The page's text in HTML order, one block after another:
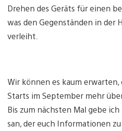
Drehen des Geräts für einen
was den Gegenständen in der
verleiht.
Wir können es kaum erwarten,
Starts im September mehr
Bis zum nächsten Mal gebe
san, der euch Informationen